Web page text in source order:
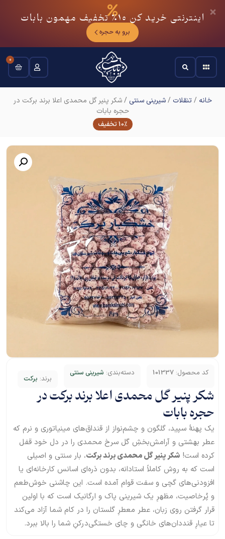
اینترنتی خرید کن 10٪ تخفیف مهمون بابات
برو به حجره
0
خانه /تنقلات /شیرینی سنتی / شکر پنیر گل محمدی اعلا برند برکت در
حجره بابات
10% تخفیف
کد محصول: 101337 دسته‌بندی: شیرینی سنتی
برند: برکت
شکر پنیر گل محمدی اعلا برند برکت در
حجره بابات
یک پهنهٔ سپید، گلگون و چشم‌نواز از قنداق‌های مینیاتوری و نرم که
عطر بهشتی و آرامش‌بخشِ گل سرخ محمدی را در دل خود قفل
کرده است! شکر پنیر گل محمدی برند برکت، بار سنتی و اصیلی
است که به روش کاملاً استادانه، بدون ذره‌ای اسانس کارخانه‌ای یا
افزودنی‌های گچی و سفت قوام آمده است. این چاشنی خوش‌طعم
و پُرخاصیت، مظهرِ یک شیرینی پاک و ارگانیک است که با اولین
قرار گرفتن روی زبان، عطر معطرِ گلستان را در کام شما آزاد می‌کند
تا عیارِ قنددان‌های خانگی و چای خستگی‌درکنِ شما را بالا ببرد.